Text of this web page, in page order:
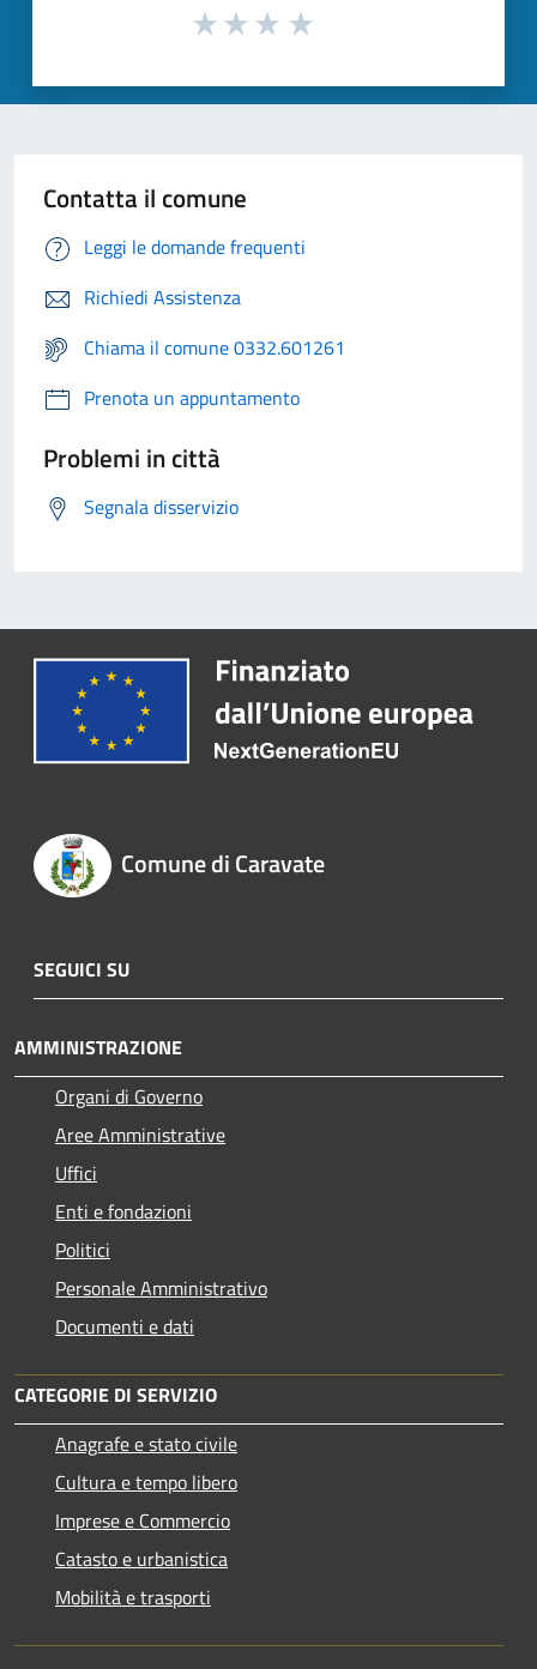
Contatta il comune
Leggi le domande frequenti
Richiedi Assistenza
Chiama il comune 0332.601261
Prenota un appuntamento
Problemi in città
Segnala disservizio
Comune di Caravate
SEGUICI SU
AMMINISTRAZIONE
Organi di Governo
Aree Amministrative
Uffici
Enti e fondazioni
Politici
Personale Amministrativo
Documenti e dati
CATEGORIE DI SERVIZIO
Anagrafe e stato civile
Cultura e tempo libero
Imprese e Commercio
Catasto e urbanistica
Mobilità e trasporti